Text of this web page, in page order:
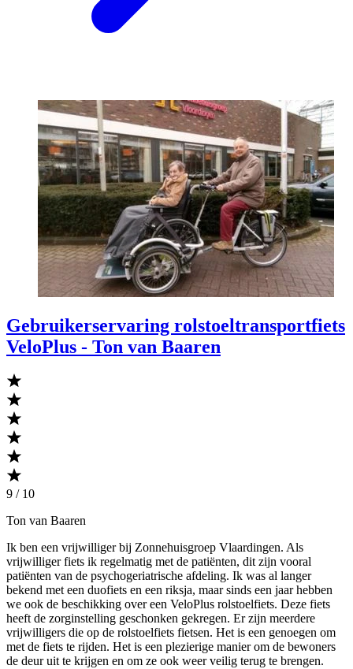
Gebruikerservaring rolstoeltransportfiets
VeloPlus - Ton van Baaren
9 / 10
Ton van Baaren
Ik ben een vrijwilliger bij Zonnehuisgroep Vlaardingen. Als
vrijwilliger fiets ik regelmatig met de patiënten, dit zijn vooral
patiënten van de psychogeriatrische afdeling. Ik was al langer
bekend met een duofiets en een riksja, maar sinds een jaar hebben
we ook de beschikking over een VeloPlus rolstoelfiets. Deze fiets
heeft de zorginstelling geschonken gekregen. Er zijn meerdere
vrijwilligers die op de rolstoelfiets fietsen. Het is een genoegen om
met de fiets te rijden. Het is een plezierige manier om de bewoners
de deur uit te krijgen en om ze ook weer veilig terug te brengen.